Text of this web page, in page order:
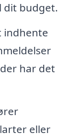
dit budget.
indhente
har det
eller